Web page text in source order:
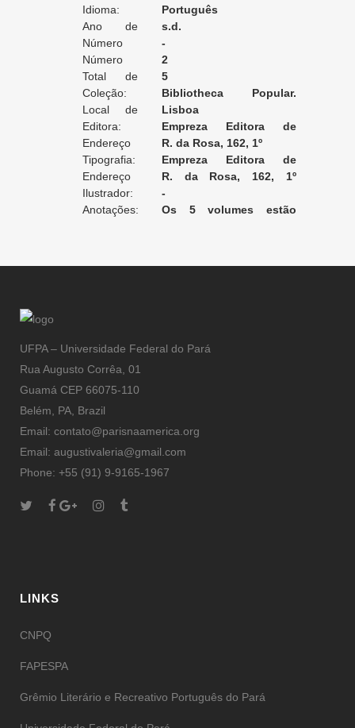
Tradução:
Idioma:
Português
Ano de
Edição:
s.d.
Número
da Edição:
-
Número
do Volume:
2
Total de
Volumes:
5
Coleção:
Bibliotheca Popular.
Collecção Paulo de Kock
Local de
Edição:
Lisboa
Editora:
Empreza Editora de
Publicações Illustradas
Endereço
da Editora:
R. da Rosa, 162, 1º
Tipografia:
Empreza Editora de
Publicações Illustradas
Endereço
da Tipografia:
R. da Rosa, 162, 1º
[Lisboa]
Ilustrador:
-
Anotações:
Os 5 volumes estão
UFPA – Universidade Federal do Pará
Rua Augusto Corrêa, 01
Guamá CEP 66075-110
Belém, PA, Brazil
Email: contato@parisnaamerica.org
Email: augustivaleria@gmail.com
Phone: +55 (91) 9-9165-1967
LINKS
CNPQ
FAPESPA
Grêmio Literário e Recreativo Português do Pará